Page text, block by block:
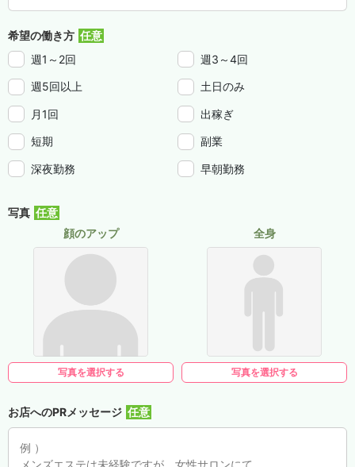
希望の働き方
週1～2回
週3～4回
週5回以上 土日のみ
月1回 出稼ぎ
短期 副業
深夜勤務 早朝勤務
写真
顔のアップ
写真を選択する
全身
写真を選択する
お店へのPRメッセージ